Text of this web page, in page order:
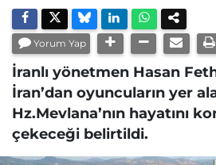
Yorum Yap
İranlı yönetmen Hasan
İran’dan oyuncuların yer
Hz.Mevlana’nın hayatını
çekeceği belirtildi.